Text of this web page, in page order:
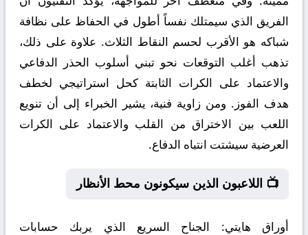
الفريق الذي سيمتلك نفساً أطول في الحفاظ على نظافة
شباكه هو الأقرب لحسم النقاط الثلاث. علاوة على ذلك،
تذهب أغلب التوقعات نحو تبني أسلوب الحذر الدفاعي
والاعتماد على الكرات الثابتة كحل استراتيجي لخطف
هدف الفوز. ومن زاوية فنية، يشير الخبراء إلى أن تنويع
اللعب بين الاختراق من القلب والاعتماد على الكرات
العرضية سيشتت انتباه الدفاع.
📺 اللاعبون الذين سيكونون محط الأنظار
أوراق هايتي: الجناح السريع الذي يربك حسابات